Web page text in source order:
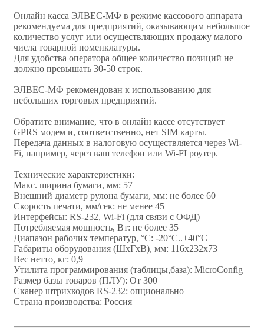
Онлайн касса ЭЛВЕС-МФ в режиме кассового аппарата
рекомендуема для предприятий, оказывающим небольшое
количество услуг или осуществляющих продажу малого
числа товарной номенклатуры.
Для удобства оператора общее количество позиций не
должно превышать 30-50 строк.
ЭЛВЕС-МФ рекомендован к использованию для
небольших торговых предприятий.
Обратите внимание, что в онлайн кассе отсутствует
GPRS модем и, соответственно, нет SIM карты.
Передача данных в налоговую осуществляется через Wi-
Fi, например, через ваш телефон или Wi-FI роутер.
Технические характеристики:
Макс. ширина бумаги, мм: 57
Внешний диаметр рулона бумаги, мм: не более 60
Скорость печати, мм/сек: не менее 45
Интерфейсы: RS-232, Wi-Fi (для связи с ОФД)
Потребляемая мощность, Вт: не более 35
Диапазон рабочих температур, °C: -20°C..+40°C
Габариты оборудования (ШхГхВ), мм: 116х232х73
Вес нетто, кг: 0,9
Утилита программирования (таблицы,база): MicroConfig
Размер базы товаров (ПЛУ): От 300
Сканер штрихкодов RS-232: опционально
Страна производства: Россия